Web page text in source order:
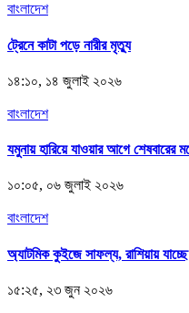
বাংলাদেশ
ট্রেনে কাটা পড়ে নারীর মৃত্যু
১৪:১০, ১৪ জুলাই ২০২৬
বাংলাদেশ
যমুনায় হারিয়ে যাওয়ার আগে শেষবারের
১০:০৫, ০৬ জুলাই ২০২৬
বাংলাদেশ
অ্যাটমিক কুইজে সাফল্য, রাশিয়ায়
১৫:২৫, ২৩ জুন ২০২৬